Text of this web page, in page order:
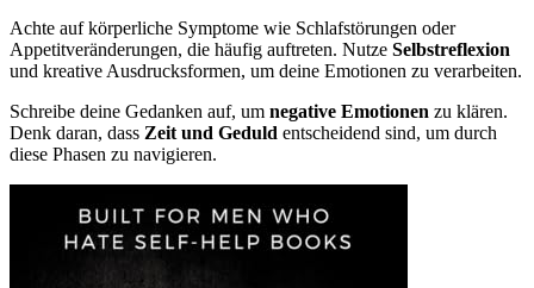
Achte auf körperliche Symptome wie Schlafstörungen oder
Appetitveränderungen, die häufig auftreten. Nutze Selbstreflexion
und kreative Ausdrucksformen, um deine Emotionen zu verarbeiten.
Schreibe deine Gedanken auf, um negative Emotionen zu klären.
Denk daran, dass Zeit und Geduld entscheidend sind, um durch
diese Phasen zu navigieren.